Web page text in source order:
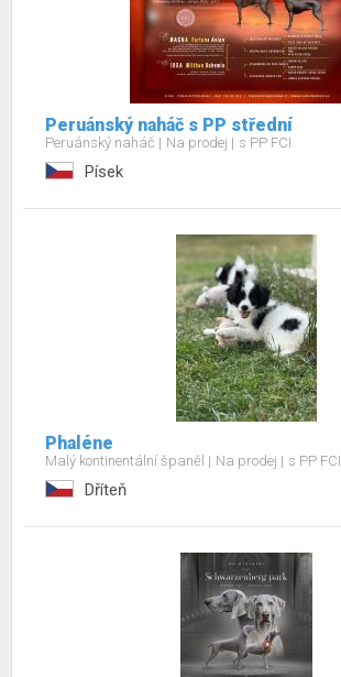
Peruánský naháč s PP střední
Peruánský naháč Na prodej s PP FCI
Písek
Phaléne
Malý kontinentální španěl Na prodej s PP FCI
Dříteň